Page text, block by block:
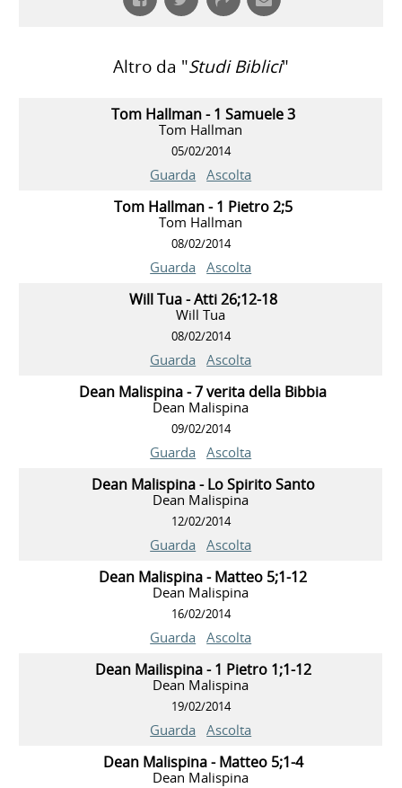
Altro da "Studi Biblici"
Tom Hallman - 1 Samuele 3
Tom Hallman
05/02/2014
Guarda Ascolta
Tom Hallman - 1 Pietro 2;5
Tom Hallman
08/02/2014
Guarda Ascolta
Will Tua - Atti 26;12-18
Will Tua
08/02/2014
Guarda Ascolta
Dean Malispina - 7 verita della Bibbia
Dean Malispina
09/02/2014
Guarda Ascolta
Dean Malispina - Lo Spirito Santo
Dean Malispina
12/02/2014
Guarda Ascolta
Dean Malispina - Matteo 5;1-12
Dean Malispina
16/02/2014
Guarda Ascolta
Dean Mailispina - 1 Pietro 1;1-12
Dean Malispina
19/02/2014
Guarda Ascolta
Dean Malispina - Matteo 5;1-4
Dean Malispina